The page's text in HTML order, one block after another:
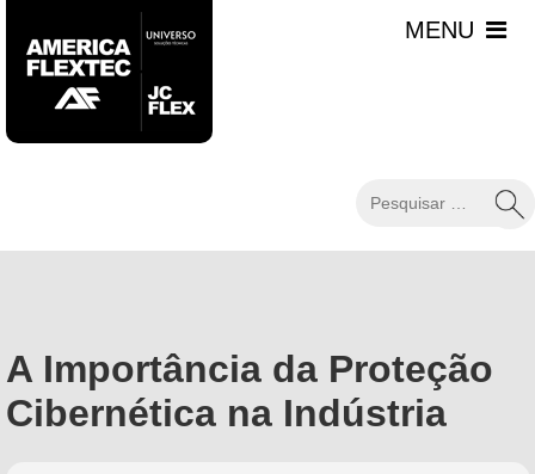
A Importância da Proteção
Cibernética na Indústria